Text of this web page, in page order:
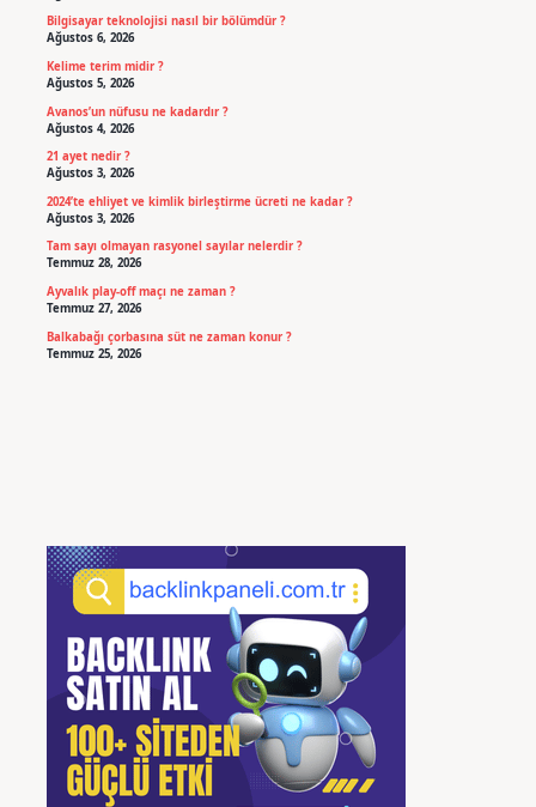
Bilgisayar teknolojisi nasıl bir bölümdür ?
Ağustos 6, 2026
Kelime terim midir ?
Ağustos 5, 2026
Avanos’un nüfusu ne kadardır ?
Ağustos 4, 2026
21 ayet nedir ?
Ağustos 3, 2026
2024’te ehliyet ve kimlik birleştirme ücreti ne kadar ?
Ağustos 3, 2026
Tam sayı olmayan rasyonel sayılar nelerdir ?
Temmuz 28, 2026
Ayvalık play-off maçı ne zaman ?
Temmuz 27, 2026
Balkabağı çorbasına süt ne zaman konur ?
Temmuz 25, 2026